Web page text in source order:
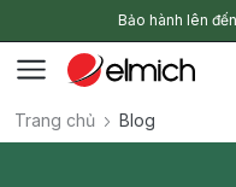
Bảo hành lên
Trang chủ Blog